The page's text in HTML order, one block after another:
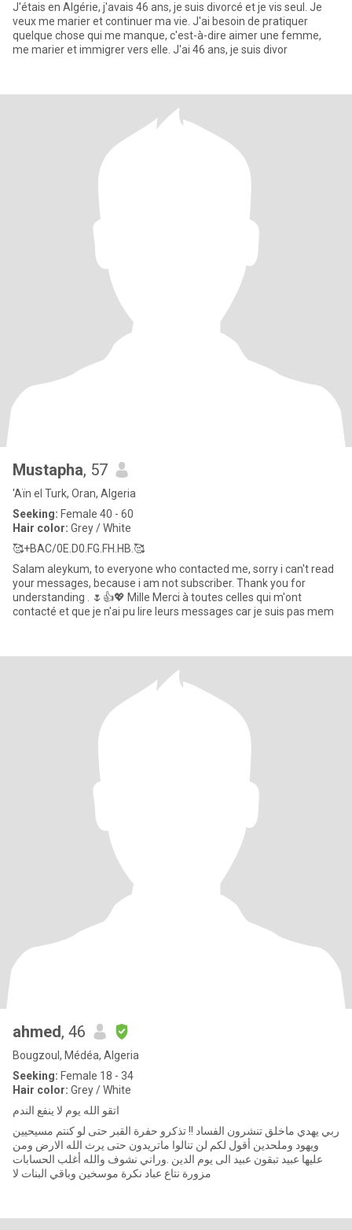
J'étais en Algérie, j'avais 46 ans, je suis divorcé et je vis seul. Je
veux me marier et continuer ma vie. J'ai besoin de pratiquer
quelque chose qui me manque, c'est-à-dire aimer une femme,
me marier et immigrer vers elle. J'ai 46 ans, je suis divor
Mustapha, 57
'Aïn el Turk, Oran, Algeria
Seeking: Female 40 - 60
Hair color: Grey / White
🥰+BAC/0E.D0.FG.FH.HB.🥰
Salam aleykum, to everyone who contacted me, sorry i can't read
your messages, because i am not subscriber. Thank you for
understanding . 🌷👍💖 Mille Merci à toutes celles qui m'ont
contacté et que je n'ai pu lire leurs messages car je suis pas mem
ahmed, 46
Bougzoul, Médéa, Algeria
Seeking: Female 18 - 34
Hair color: Grey / White
اتقو الله يوم لا ينفع الندم
ربي يهدي ماخلق تنشرون الفساد !! تذكرو حفرة القبر حتى لو كنتم مسيحيين
ويهود وملحدين أقول لكم لن تنالوا ماتريدون حتى يرث الله الارض ومن
عليها عبيد تبقون عبيد الى يوم الدين .وراني نشوف والله أغلب الحسابات
مزورة نتاع عباد نكرة موسخين وباقي البنات لا